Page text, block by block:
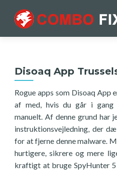
Disoaq App
Rogue apps som Disoaq
af med, hvis du går i gang
manuelt. Af denne grund har
instruktionsvejledning, der
for at fjerne denne malware.
hurtigere, sikrere og mere
kraftigt at bruge SpyHunter